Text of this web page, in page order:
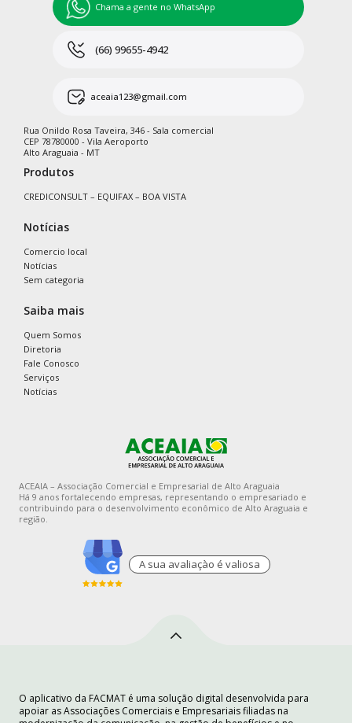
Chama a gente no WhatsApp
(66) 99655-4942
aceaia123@gmail.com
Rua Onildo Rosa Taveira, 346 - Sala comercial
CEP 78780000 - Vila Aeroporto
Alto Araguaia - MT
Produtos
CREDICONSULT – EQUIFAX – BOA VISTA
Notícias
Comercio local
Notícias
Sem categoria
Saiba mais
Quem Somos
Diretoria
Fale Conosco
Serviços
Notícias
ACEAIA – Associação Comercial e Empresarial de Alto Araguaia
Há 9 anos fortalecendo empresas, representando o empresariado e
contribuindo para o desenvolvimento econômico de Alto Araguaia e
região.
A sua avaliaçào é valiosa
O aplicativo da FACMAT é uma solução digital desenvolvida para
apoiar as Associações Comerciais e Empresariais filiadas na